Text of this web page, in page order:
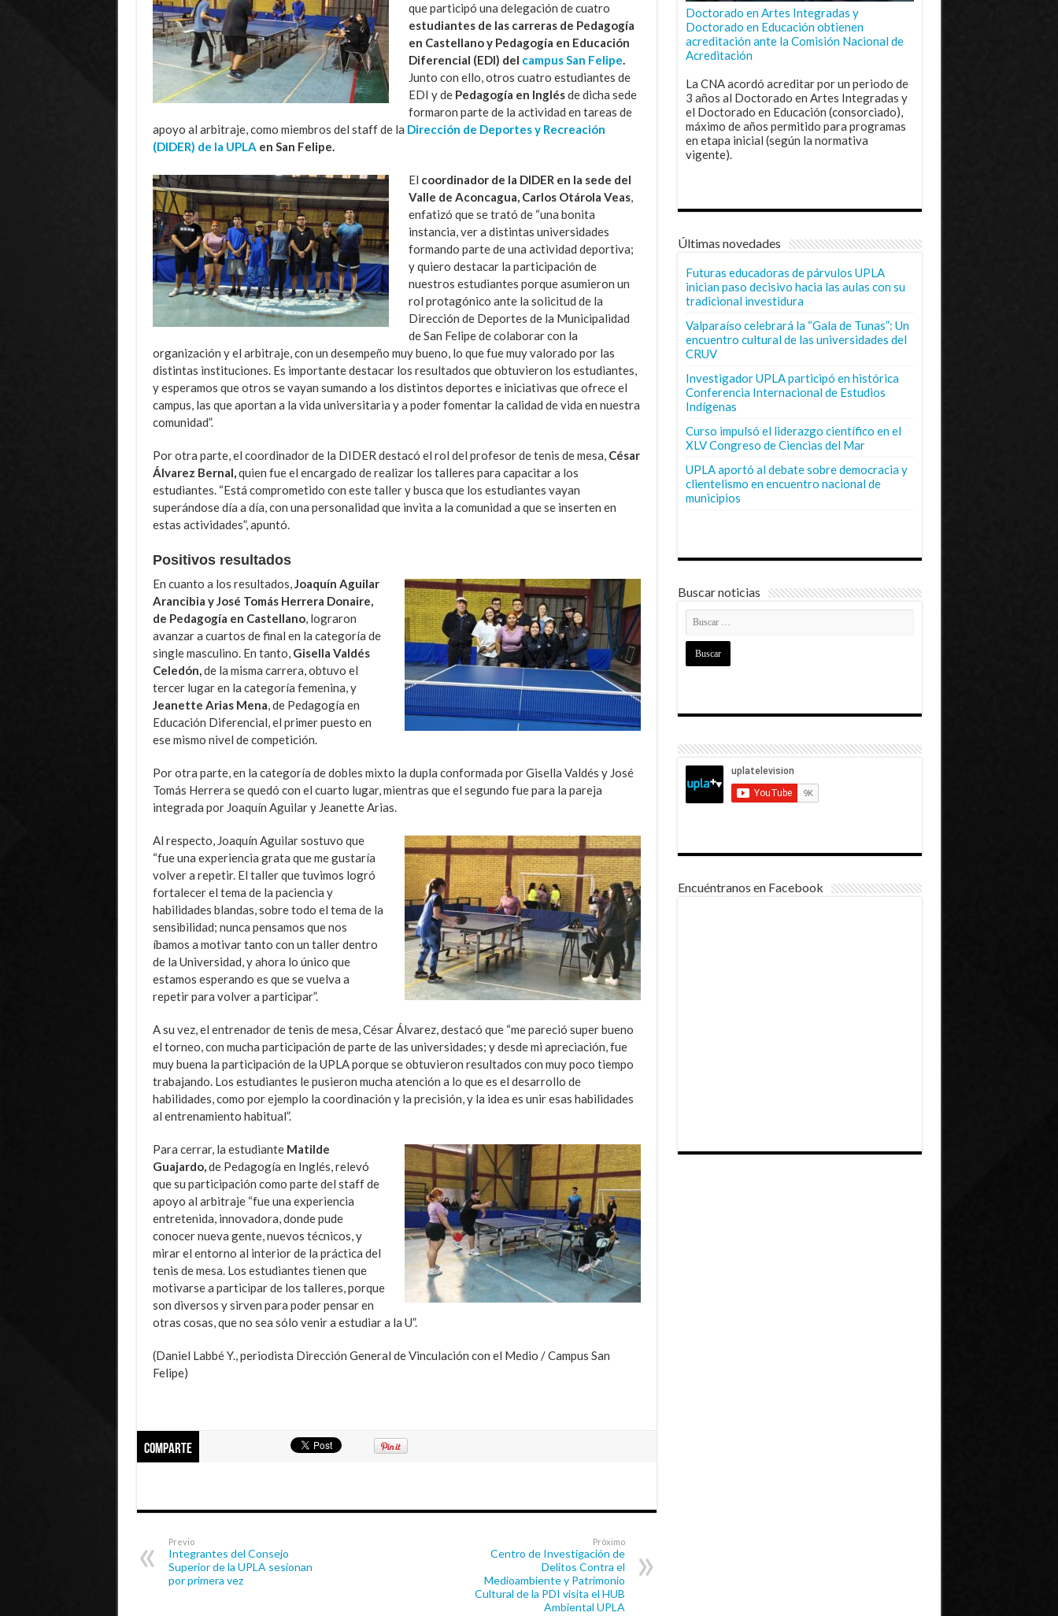
que participó una delegación de cuatro
estudiantes de las carreras de Pedagogía
en Castellano y Pedagogía en Educación
Diferencial (EDI) del campus San Felipe.
Junto con ello, otros cuatro estudiantes de
EDI y de Pedagogía en Inglésde dicha sede
formaron parte de la actividad en tareas de
apoyo al arbitraje, como miembros del staff de la Dirección de Deportes y Recreación
(DIDER) de la UPLA en San Felipe.
El coordinador de la DIDER en la sede del
Valle de Aconcagua, Carlos Otárola Veas,
enfatizó que se trató de “una bonita
instancia, ver a distintas universidades
formando parte de una actividad deportiva;
y quiero destacar la participación de
nuestros estudiantes porque asumieron un
rol protagónico ante la solicitud de la
Dirección de Deportes de la Municipalidad
de San Felipe de colaborar con la
organización y el arbitraje, con un desempeño muy bueno, lo que fue muy valorado por las
distintas instituciones. Es importante destacar los resultados que obtuvieron los estudiantes,
y esperamos que otros se vayan sumando a los distintos deportes e iniciativas que ofrece el
campus, las que aportan a la vida universitaria y a poder fomentar la calidad de vida en nuestra
comunidad”.
Por otra parte, el coordinador de la DIDER destacó el rol del profesor de tenis de mesa, César
Álvarez Bernal,quien fue el encargado de realizar los talleres para capacitar a los
estudiantes. “Está comprometido con este taller y busca que los estudiantes vayan
superándose día a día, con una personalidad que invita a la comunidad a que se inserten en
estas actividades”, apuntó.
Positivos resultados
En cuanto a los resultados,Joaquín Aguilar
Arancibia y José Tomás Herrera Donaire,
de Pedagogía en Castellano, lograron
avanzar a cuartos de final en la categoría de
single masculino. En tanto, Gisella Valdés
Celedón,de la misma carrera, obtuvo el
tercer lugar en la categoría femenina, y
Jeanette Arias Mena, de Pedagogía en
Educación Diferencial, el primer puesto en
ese mismo nivel de competición.
Por otra parte, en la categoría de dobles mixto la dupla conformada por Gisella Valdés y José
Tomás Herrera se quedó con el cuarto lugar, mientras que el segundo fue para la pareja
integrada por Joaquín Aguilar y Jeanette Arias.
Al respecto, Joaquín Aguilar sostuvo que
“fue una experiencia grata que me gustaría
volver a repetir. El taller que tuvimos logró
fortalecer el tema de la paciencia y
habilidades blandas, sobre todo el tema de la
sensibilidad; nunca pensamos que nos
íbamos a motivar tanto con un taller dentro
de la Universidad, y ahora lo único que
estamos esperando es que se vuelva a
repetir para volver a participar”.
A su vez, el entrenador de tenis de mesa, César Álvarez, destacó que “me pareció super bueno
el torneo, con mucha participación de parte de las universidades; y desde mi apreciación, fue
muy buena la participación de la UPLA porque se obtuvieron resultados con muy poco tiempo
trabajando. Los estudiantes le pusieron mucha atención a lo que es el desarrollo de
habilidades, como por ejemplo la coordinación y la precisión, y la idea es unir esas habilidades
al entrenamiento habitual”.
Para cerrar, la estudiante Matilde
Guajardo,de Pedagogía en Inglés, relevó
que su participación como parte del staff de
apoyo al arbitraje “fue una experiencia
entretenida, innovadora, donde pude
conocer nueva gente, nuevos técnicos, y
mirar el entorno al interior de la práctica del
tenis de mesa. Los estudiantes tienen que
motivarse a participar de los talleres, porque
son diversos y sirven para poder pensar en
otras cosas, que no sea sólo venir a estudiar a la U”.
(Daniel Labbé Y., periodista Dirección General de Vinculación con el Medio / Campus San
Felipe)
Comparte
Previo
Integrantes del Consejo
Superior de la UPLA sesionan
por primera vez
Próximo
Centro de Investigación de
Delitos Contra el
Medioambiente y Patrimonio
Cultural de la PDI visita el HUB
Ambiental UPLA
Doctorado en Artes Integradas y
Doctorado en Educación obtienen
acreditación ante la Comisión Nacional de
Acreditación
La CNA acordó acreditar por un periodo de
3 años al Doctorado en Artes Integradas y
el Doctorado en Educación (consorciado),
máximo de años permitido para programas
en etapa inicial (según la normativa
vigente).
Últimas novedades
Futuras educadoras de párvulos UPLA
inician paso decisivo hacia las aulas con su
tradicional investidura
Valparaíso celebrará la “Gala de Tunas”: Un
encuentro cultural de las universidades del
CRUV
Investigador UPLA participó en histórica
Conferencia Internacional de Estudios
Indígenas
Curso impulsó el liderazgo científico en el
XLV Congreso de Ciencias del Mar
UPLA aportó al debate sobre democracia y
clientelismo en encuentro nacional de
municipios
Buscar noticias
Encuéntranos en Facebook